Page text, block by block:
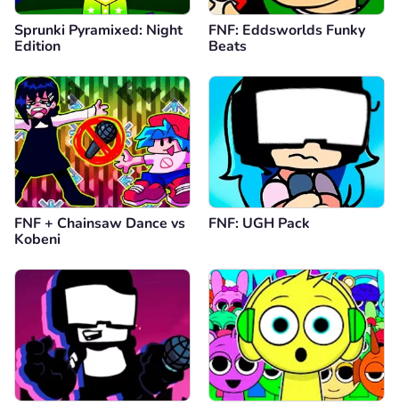
Sprunki Pyramixed: Night
Edition
FNF: Eddsworlds Funky
Beats
FNF + Chainsaw Dance vs
Kobeni
FNF: UGH Pack